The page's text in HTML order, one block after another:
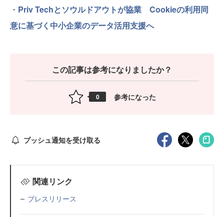
・ Priv Techとソウルドアウトが協業 Cookieの利用同
意に基づく中小企業のデータ活用支援へ
この記事は参考になりましたか？
0 参考になった
プッシュ通知を受け取る
関連リンク
プレスリリース